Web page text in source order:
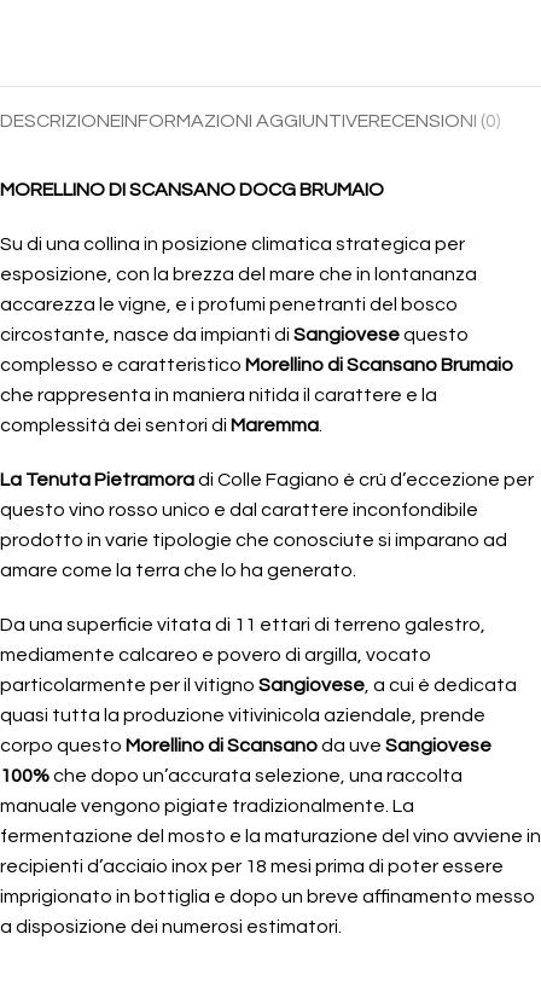
DESCRIZIONEINFORMAZIONI AGGIUNTIVERECENSIONI (0)
MORELLINO DI SCANSANO DOCG BRUMAIO
Su di una collina in posizione climatica strategica per
esposizione, con la brezza del mare che in lontananza
accarezza le vigne, e i profumi penetranti del bosco
circostante, nasce da impianti di Sangiovesequesto
complesso e caratteristico Morellino di Scansano Brumaio
che rappresenta in maniera nitida il carattere e la
complessità dei sentori di Maremma
La Tenuta Pietramoradi Colle Fagiano è crù d’eccezione per
questo vino rosso unico e dal carattere inconfondibile
prodotto in varie tipologie che conosciute si imparano ad
amare come la terra che lo ha generato.
Da una superficie vitata di 11 ettari di terreno galestro,
mediamente calcareo e povero di argilla, vocato
particolarmente per il vitigno Sangiovese , a cui è dedicata
quasi tutta la produzione vitivinicola aziendale, prende
corpo questo Morellino di Scansanoda uve Sangiovese
100%che dopo un’accurata selezione, una raccolta
manuale vengono pigiate tradizionalmente. La
fermentazione del mosto e la maturazione del vino avviene in
recipienti d’acciaio inox per 18 mesi prima di poter essere
imprigionato in bottiglia e dopo un breve affinamento messo
a disposizione dei numerosi estimatori.